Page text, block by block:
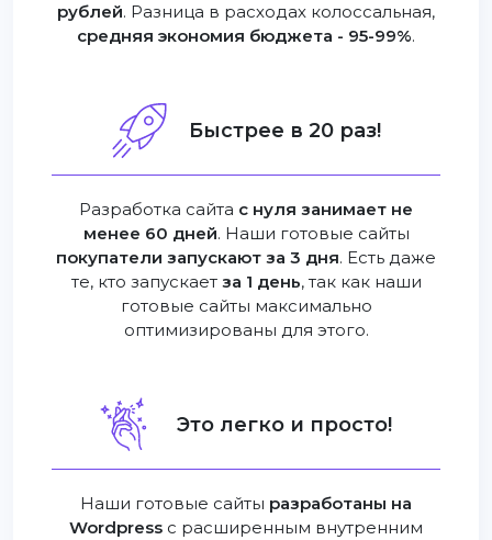
рублей. Разница в расходах колоссальная,
средняя экономия бюджета - 95-99%.
Быстрее в 20 раз!
Разработка сайта с нуля занимает не
менее 60 дней. Наши готовые сайты
покупатели запускают за 3 дня. Есть даже
те, кто запускает за 1 день, так как наши
готовые сайты максимально
оптимизированы для этого.
Это легко и просто!
Наши готовые сайты разработаны на
Wordpress с расширенным внутренним